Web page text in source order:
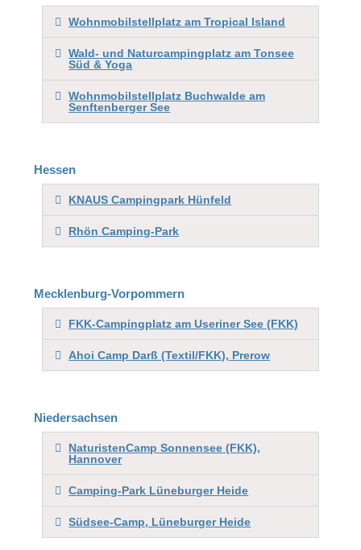
Wohnmobilstellplatz am Tropical Island
Wald- und Naturcampingplatz am Tonsee
Süd & Yoga
Wohnmobilstellplatz Buchwalde am
Senftenberger See
Hessen
KNAUS Campingpark Hünfeld
Rhön Camping-Park
Mecklenburg-Vorpommern
FKK-Campingplatz am Useriner See (FKK)
Ahoi Camp Darß (Textil/FKK), Prerow
Niedersachsen
NaturistenCamp Sonnensee (FKK),
Hannover
Camping-Park Lüneburger Heide
Südsee-Camp, Lüneburger Heide